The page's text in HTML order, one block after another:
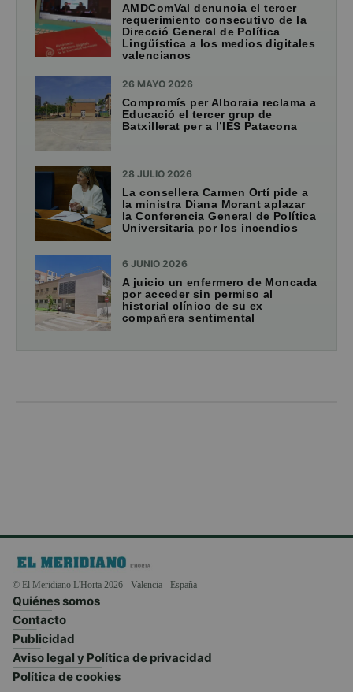
AMDComVal denuncia el tercer
requerimiento consecutivo de la
Direcció General de Política
Lingüística a los medios digitales
valencianos
26 MAYO 2026
Compromís per Alboraia reclama a
Educació el tercer grup de
Batxillerat per a l’IES Patacona
28 JULIO 2026
La consellera Carmen Ortí pide a
la ministra Diana Morant aplazar
la Conferencia General de Política
Universitaria por los incendios
6 JUNIO 2026
A juicio un enfermero de Moncada
por acceder sin permiso al
historial clínico de su ex
compañera sentimental
© El Meridiano L'Horta 2026 - Valencia - España
Quiénes somos
Contacto
Publicidad
Aviso legal y Política de privacidad
Política de cookies